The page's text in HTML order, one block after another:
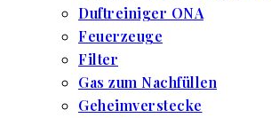
Duftreiniger ONA
Feuerzeuge
Filter
Gas zum Nachfüllen
Geheimverstecke